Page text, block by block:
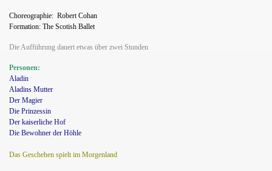
Choreographie: Robert Cohan
Formation: The Scotish Ballet
Die Aufführung dauert etwas über zwei Stunden
Personen:
Aladin
Aladins Mutter
Der Magier
Die Prinzessin
Der kaiserliche Hof
Die Bewohner der Höhle
Das Geschehen spielt im Morgenland